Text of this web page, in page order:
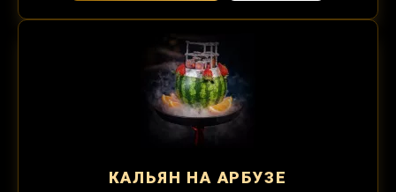
КАЛЬЯН НА АРБУЗЕ